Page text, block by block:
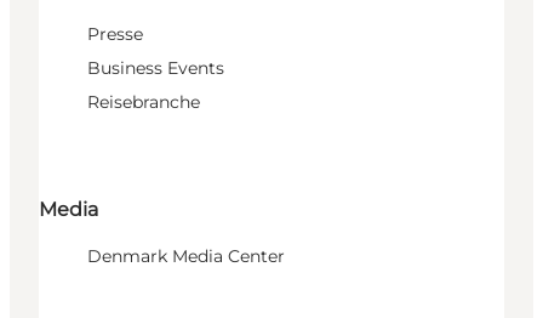
Presse
Business Events
Reisebranche
Media
Denmark Media Center